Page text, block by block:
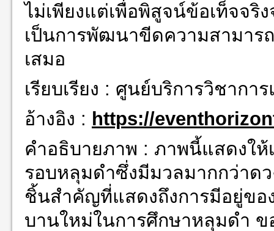
ไม่เพียงแต่เพื่อพิสูจน์ข้อเท็จจ
เป็นการพัฒนาขีดความสามาร
เสมอ
เรียบเรียง : ศูนย์บริการวิชาก
อ้างอิง : https://
คำอธิบายภาพ : ภาพนี้แสดงให้
รอบหลุมดำซึ่งมีมวลมากกว่าด
ชิ้นสำคัญที่แสดงถึงการมีอยู่ขอ
บานใหม่ในการศึกษาหลุมดำ